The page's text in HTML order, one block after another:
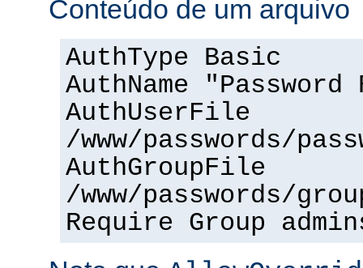
Conteúdo de um arquivo
AuthType Basic
AuthName
AuthUserFile
/www/passwords/
AuthGroupFile
/www/passwords/
Require Group